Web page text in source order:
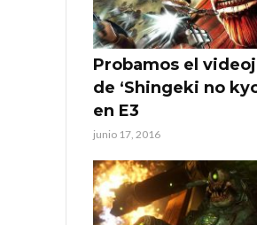
Probamos el
de ‘Shingeki no
en E3
junio 17, 2016